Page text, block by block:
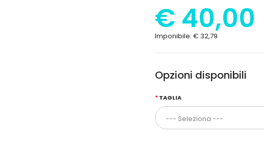
€ 40,00
Imponibile: € 32,79
Opzioni disponibili
TAGLIA